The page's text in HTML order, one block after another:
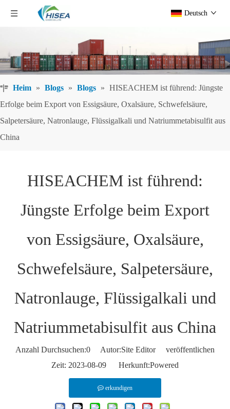
Deutsch
Heim » Blogs » Blogs » HISEACHEM ist führend: Jüngste
Erfolge beim Export von Essigsäure, Oxalsäure, Schwefelsäure,
Salpetersäure, Natronlauge, Flüssigalkali und Natriummetabisulfit aus
China
HISEACHEM ist führend:
Jüngste Erfolge beim Export
von Essigsäure, Oxalsäure,
Schwefelsäure, Salpetersäure,
Natronlauge, Flüssigalkali und
Natriummetabisulfit aus China
Anzahl Durchsuchen:0 Autor:Site Editor veröffentlichen
Zeit: 2023-08-09 Herkunft:Powered
erkundigen